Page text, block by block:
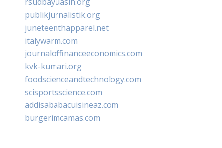
publikjurnalistik.org
juneteenthapparel.net
italywarm.com
journaloffinanceeconomics.com
kvk-kumari.org
foodscienceandtechnology.com
scisportsscience.com
addisababacuisineaz.com
burgerimcamas.com